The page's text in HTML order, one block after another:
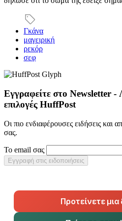
Γκάνα
μαγειρική
ρεκόρ
σεφ
Εγγραφείτε στο Newsletter -
επιλογές HuffPost
Οι πιο ενδιαφέρουσες ειδήσεις και
σας.
Το email σας
Εγγραφή στις ειδοποιήσεις
Προτείνετε